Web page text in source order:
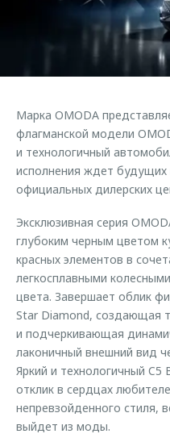
Страхование
Кредитный калькулятор
Оригинальные аксессуары
Запчасти
Трейд-ин
Руководства по
Клиентская поддержка
Приложение O&J
Аксессуары
Одежда и сувениры
Запчасти
Обратная связь
Марка OMODA
флагманской модели
и технологичный
исполнения ждет будущих
официальных дилерских
Эксклюзивная серия
глубоким черным цветом
красных элементов в
легкосплавными
цвета. Завершает облик
Star Diamond, создающая
и подчеркивающая
лаконичный внешний вид
Яркий и технологичный C5
отклик в сердцах
непревзойденного стиля,
выйдет из моды.